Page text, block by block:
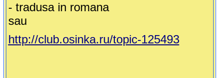
- tradusa in romana
sau
http://club.osinka.ru/topic-125493